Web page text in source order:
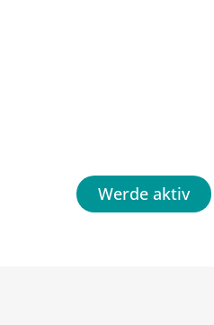
Werde aktiv